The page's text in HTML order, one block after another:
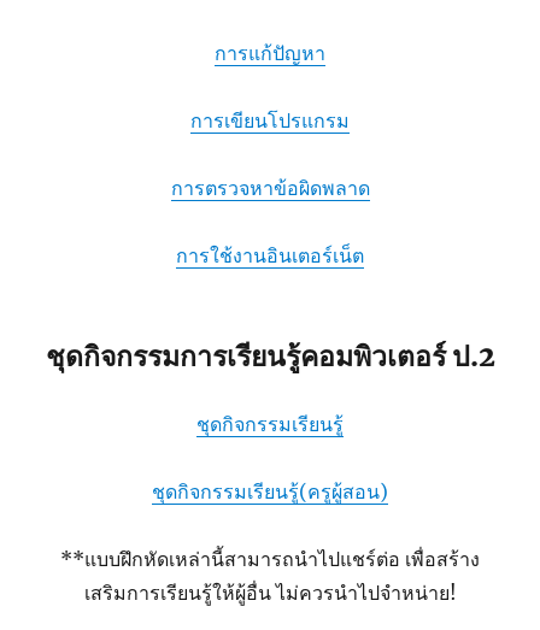
การแก้ปัญหา
การเขียนโปรแกรม
การตรวจหาข้อผิดพลาด
การใช้งานอินเตอร์เน็ต
ชุดกิจกรรมการเรียนรู้คอมพิวเตอร์ ป.2
ชุดกิจกรรมเรียนรู้
ชุดกิจกรรมเรียนรู้(ครูผู้สอน)
**แบบฝึกหัดเหล่านี้สามารถนำไปแชร์ต่อ เพื่อสร้าง
เสริมการเรียนรู้ให้ผู้อื่น ไม่ควรนำไปจำหน่าย!